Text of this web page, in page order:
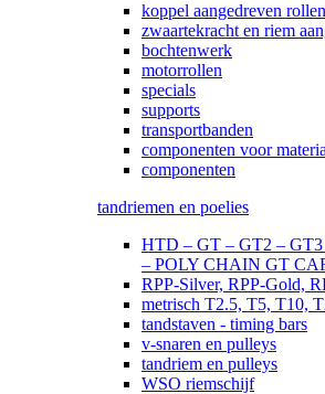
koppel aangedreven rollen
zwaartekracht en riem
bochtenwerk
motorrollen
specials
supports
transportbanden
componenten voor
componenten
tandriemen en poelies
HTD – GT – GT2 –
– POLY CHAIN GT
RPP-Silver, RPP-Gold,
metrisch T2.5, T5, T10,
tandstaven - timing bars
v-snaren en pulleys
tandriem en pulleys
WSO riemschijf